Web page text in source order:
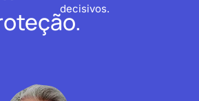
decisivos.